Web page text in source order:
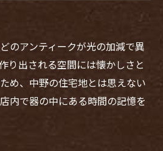
のアンティークが光の加減で異
り出される空間には懐かしさと
め、中野の住宅地とは思えない
内で器の中にある時間の記憶を
合わせはこちら